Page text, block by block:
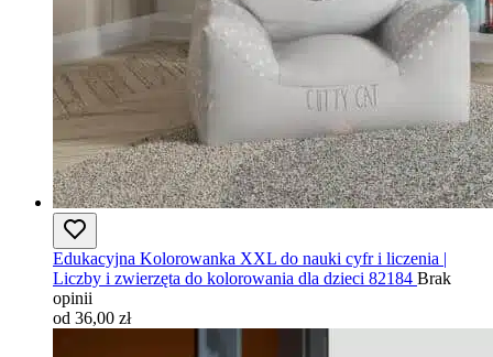
Edukacyjna Kolorowanka XXL do nauki cyfr i liczenia |
Liczby i zwierzęta do kolorowania dla dzieci 82184 Brak
opinii
od 36,00 zł